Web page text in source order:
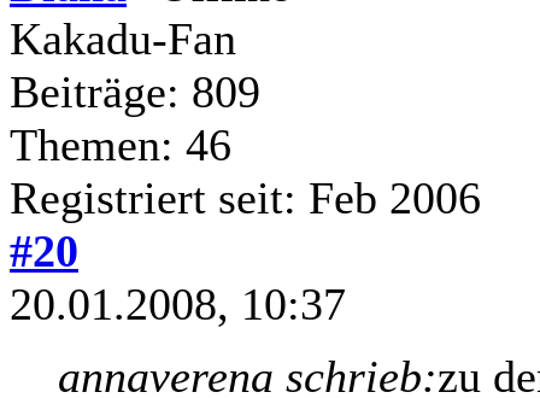
Kakadu-Fan
Beiträge: 809
Themen: 46
Registriert seit: Feb 2006
#20
20.01.2008, 10:37
annaverena schrieb:zu